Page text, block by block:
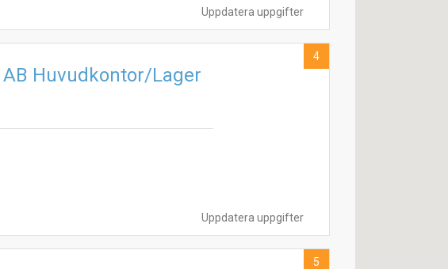
Uppdatera uppgifter
Uppdatera uppgifter
Huvudkontor/Lager
4
5